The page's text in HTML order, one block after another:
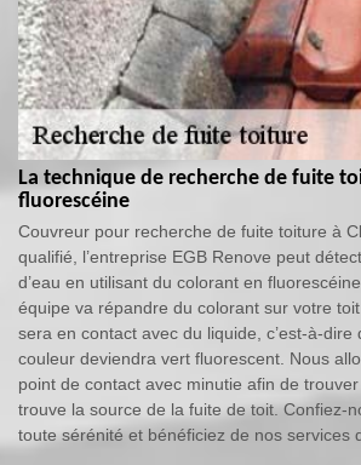
La technique de recherche de fuite
fluorescéine
Couvreur pour recherche de fuite toiture à
qualifié, l’entreprise EGB Renove peut
d’eau en utilisant du colorant en
équipe va répandre du colorant sur votre
sera en contact avec du liquide, c’est-à-dire
couleur deviendra vert fluorescent. Nous
point de contact avec minutie afin de trouver
trouve la source de la fuite de toit. Confiez-
toute sérénité et bénéficiez de nos services